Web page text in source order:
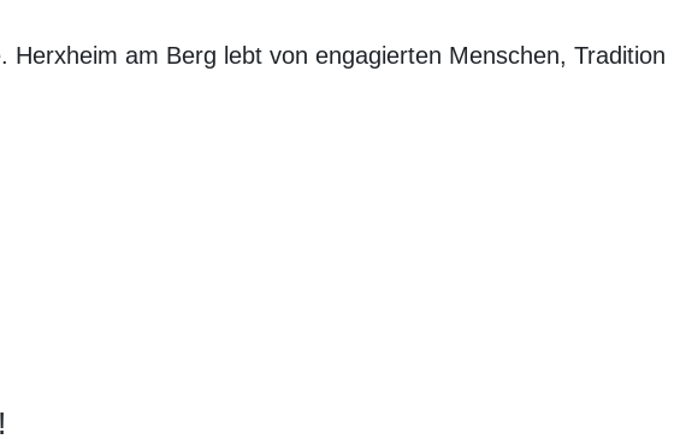
am Berg lebt von engagierten Menschen, Tradition